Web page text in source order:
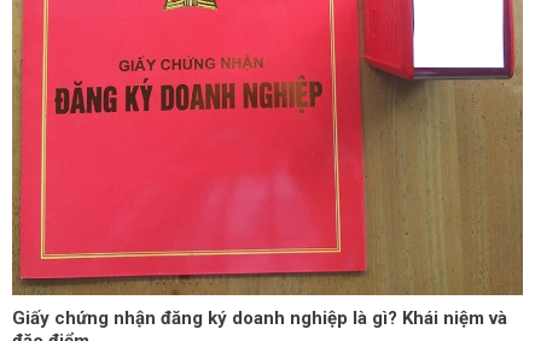
Giấy chứng nhận đăng ký doanh nghiệp là gì? Khái niệm và